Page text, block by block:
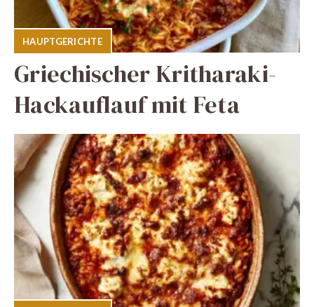
HAUPTGERICHTE
Griechischer Kritharaki-
Hackauflauf mit Feta